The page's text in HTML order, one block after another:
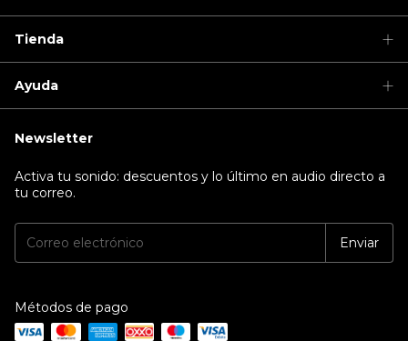
Tienda
Ayuda
Newsletter
Activa tu sonido: descuentos y lo último en audio directo a
tu correo.
Métodos de pago